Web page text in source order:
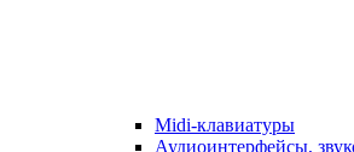
Midi-клавиатуры
Аудиоинтерфейсы,